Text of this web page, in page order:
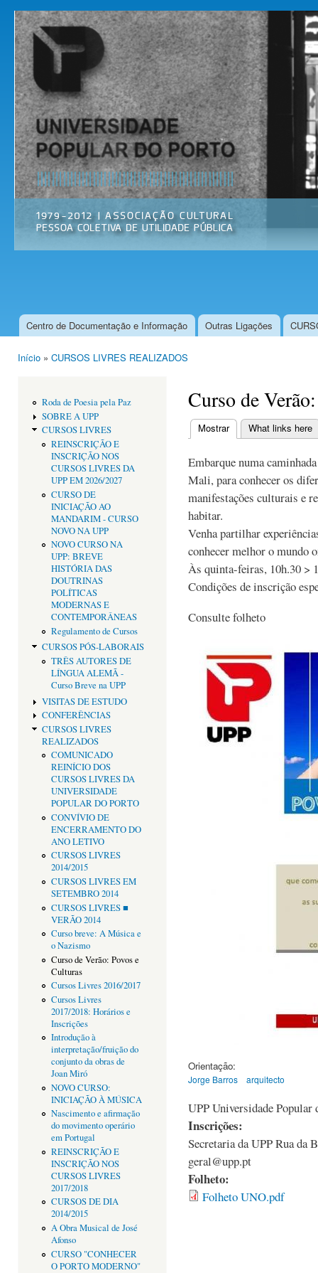
Universidade
Popular do
Porto
Associação
Cultural
Menu principal
Centro de Documentação e Informação Outras Ligações
Início » CURSOS LIVRES REALIZADOS
Roda de Poesia pela Paz
SOBRE A UPP
CURSOS LIVRES
REINSCRIÇÃO E
INSCRIÇÃO NOS
CURSOS LIVRES DA
UPP EM 2026/2027
CURSO DE
INICIAÇÃO AO
MANDARIM - CURSO
NOVO NA UPP
NOVO CURSO NA
UPP: BREVE
HISTÓRIA DAS
DOUTRINAS
POLÍTICAS
MODERNAS E
CONTEMPORÂNEAS
Regulamento de Cursos
CURSOS PÓS-LABORAIS
TRÊS AUTORES DE
LÍNGUA ALEMÃ -
Curso Breve na UPP
VISITAS DE ESTUDO
CONFERÊNCIAS
CURSOS LIVRES
REALIZADOS
COMUNICADO
REINÍCIO DOS
CURSOS LIVRES DA
UNIVERSIDADE
POPULAR DO PORTO
CONVÍVIO DE
ENCERRAMENTO DO
ANO LETIVO
CURSOS LIVRES
2014/2015
CURSOS LIVRES EM
SETEMBRO 2014
CURSOS LIVRES ■
VERÃO 2014
Curso breve: A Música e
o Nazismo
Curso de Verão: Povos e
Culturas
Cursos Livres 2016/2017
Cursos Livres
2017/2018: Horários e
Inscrições
Introdução à
interpretação/fruição do
conjunto da obras de
Joan Miró
NOVO CURSO:
INICIAÇÃO À MÚSICA
Nascimento e afirmação
do movimento operário
em Portugal
REINSCRIÇÃO E
INSCRIÇÃO NOS
CURSOS LIVRES
2017/2018
CURSOS DE DIA
2014/2015
A Obra Musical de José
Afonso
CURSO "CONHECER
O PORTO MODERNO"
Curso de
Separadores
Mostrar(separador ativo)
What links here
Embarque numa
Mali, para conhecer os
manifestações culturais e
habitar.
Venha partilhar
conhecer melhor o mundo
Às quinta-feiras, 10h.30 >
Condições de inscrição
Consulte folheto
Orientação:
Jorge Barros arquitecto
UPP Universidade Popular
Inscrições:
Secretaria da UPP Rua da
geral@upp.pt
Folheto:
Folheto UNO.pdf